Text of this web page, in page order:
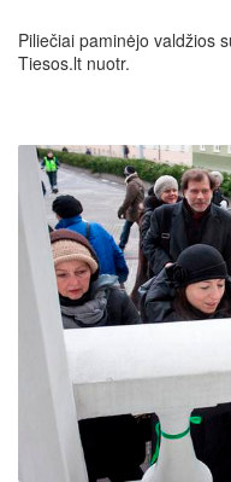
Piliečiai paminėjo valdžios
Tiesos.lt nuotr.